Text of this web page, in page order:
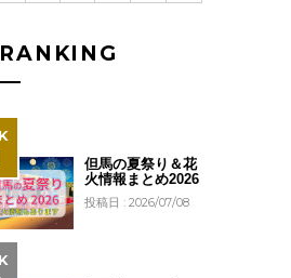
RANKING
但馬の夏祭り＆花
火情報まとめ2026
投稿日 : 2026/07/08